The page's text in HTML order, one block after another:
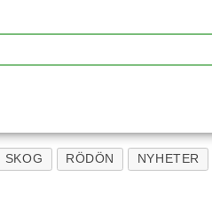
SKOG RÖDÖN NYHETER